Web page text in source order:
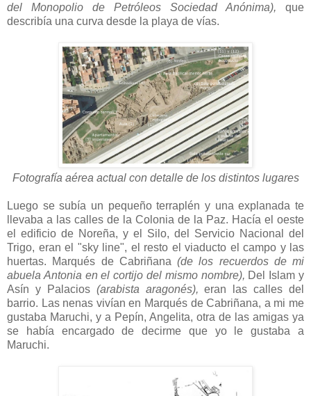
del Monopolio de Petróleos Sociedad Anónima), que
describía una curva desde la playa de vías.
Fotografía aérea actual con detalle de los distintos lugares
Luego se subía un pequeño terraplén y una explanada te
llevaba a las calles de la Colonia de la Paz. Hacía el oeste
el edificio de Noreña, y el Silo, del Servicio Nacional del
Trigo, eran el "sky line", el resto el viaducto el campo y las
huertas. Marqués de Cabriñana (de los recuerdos de mi
abuela Antonia en el cortijo del mismo nombre), Del Islam y
Asín y Palacios (arabista aragonés),eran las calles del
barrio. Las nenas vivían en Marqués de Cabriñana, a mi me
gustaba Maruchi, y a Pepín, Angelita, otra de las amigas ya
se había encargado de decirme que yo le gustaba a
Maruchi.